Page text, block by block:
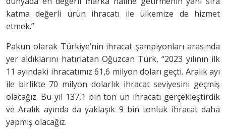
katma değerli ürün ihracatı ile ülkemize de hizmet
etmek.”
Pakun olarak Türkiye’nin ihracat şampiyonları arasında
yer aldıklarını hatırlatan Oğuzcan Türk, “2023 yılının ilk
11 ayındaki ihracatımız 61,6 milyon doları geçti. Aralık ayı
ile birlikte 70 milyon dolarlık ihracat seviyesini geçmiş
olacağız. Bu yıl 137,1 bin ton un ihracatı gerçekleştirdik
ve Aralık ayında da yaklaşık 9 bin tonluk ihracat daha
yapmış olacağız.